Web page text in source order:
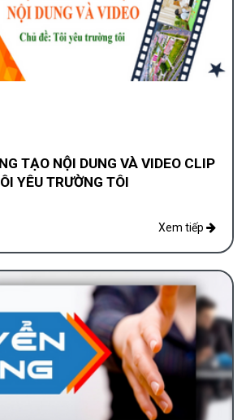
TẠO NỘI DUNG VÀ VIDEO CLIP
YÊU TRƯỜNG TÔI
Xem tiếp